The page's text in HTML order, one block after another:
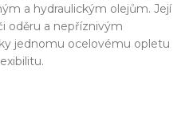
a hydraulickým olejům. Její
oděru a nepříznivým
jednomu ocelovému opletu